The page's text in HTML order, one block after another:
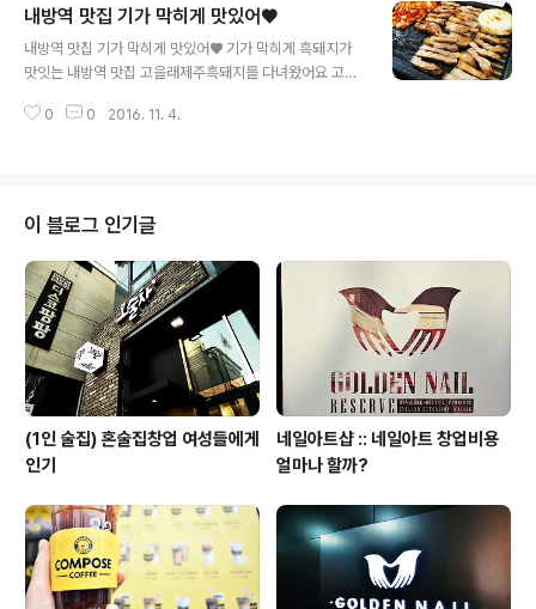
당 고기집 중에서 유명한 이유를 알겠더라구요 ㅎㅎ 1층부
터 2층까지 있는데 매장이 정말 넓어요 ㅎㅎ 직장인들의
회식장소로 인기가 많더라구요^^ 거기다가 가족들 외식하
약손님들이 많더라구요 ㅎㅎ 1층에는 그냥 드시러 오시는
내방역 맛집 기가 막히게 맛있어♥
내방역 맛집 기가 막히게 맛있어♥ 기가 막히게 흑돼지가
맛잇는 내방역 맛집 고을래제주흑돼지를 다녀왔어요 고기
구워진 흑돼지의 비주얼이 너무나도 먹음직스러워요 ^^ 내
뉴들을 살펴보면 흑돼지 생구이가 2인분을 주문을 하면 2
인분을 더줘요 가격도 600g에 30000원이라니 저렴하
죠? 실내인테리어 깔끔하고 생각보다 넓어서 놀랐던 내방
역 맛집이에요 ㅎㅎ 길게 쭉 되어 있는데 회식장소로도 좋
겠어요 샐러드와 반찬은 야채코너에서 셀프로 가져다가 먹
을 수도 있어요 요즘 물가가 비싼데 야채도 셀프로 가져다
먹을 ..
0 0 2016. 11. 4.
이 블로그 인기글
(1인 술집) 혼술집창업 여성들에게
인기
네일아트샵 :: 네일아트 창업비용
얼마나 할까?